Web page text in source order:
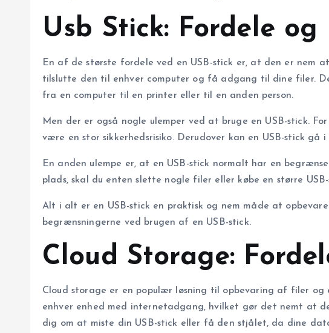
Usb Stick: Fordele og
En af de største fordele ved en USB-stick er, at den er nem
tilslutte den til enhver computer og få adgang til dine filer.
fra en computer til en printer eller til en anden person.
Men der er også nogle ulemper ved at bruge en USB-stick.
være en stor sikkerhedsrisiko. Derudover kan en USB-stick
En anden ulempe er, at en USB-stick normalt har en
plads, skal du enten slette nogle filer eller købe en større
Alt i alt er en USB-stick en praktisk og nem måde at
begrænsningerne ved brugen af en USB-stick.
Cloud Storage:
Cloud storage er en populær løsning til opbevaring af filer
enhver enhed med internetadgang, hvilket gør det nemt at
dig om at miste din USB-stick eller få den stjålet, da dine